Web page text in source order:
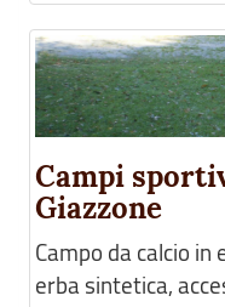
Campi
Giazzone
Campo da calcio in
erba sintetica,